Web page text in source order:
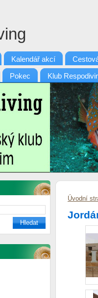
Kalendář akcí
Pokec Klub
Úvodní